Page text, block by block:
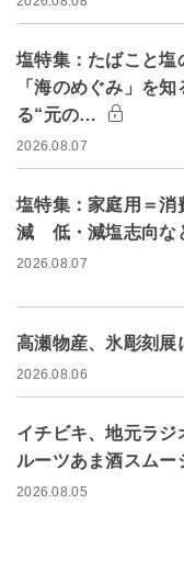
塩特集：たばこと
「海のめぐみ」を
る“元の…
2026.08.07
塩特集：家庭用＝消
減 低・減塩志向な
2026.08.07
高瀬物産、氷彫刻展
2026.08.06
イチビキ、地元ラジ
ルーツあま酒スムー
2026.08.05